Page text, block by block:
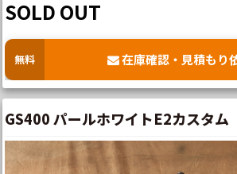
SOLD OUT
無料 在庫確認・見積もり
GS400 パールホワイトE2カスタム